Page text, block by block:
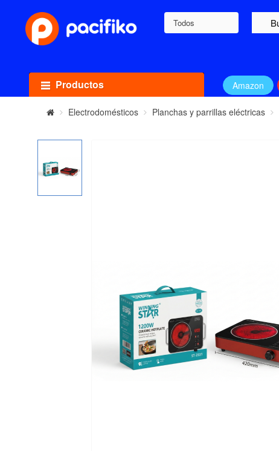
Todos
Productos Amazon
Electrodomésticos Planchas y parrillas eléctricas